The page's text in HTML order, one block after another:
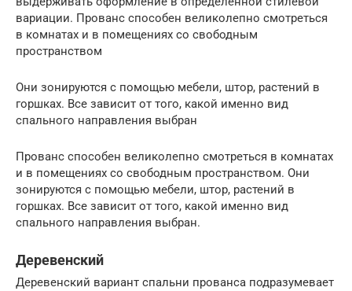
вариации. Прованс способен великолепно смотреться
в комнатах и в помещениях со свободным
пространством
Они зонируются с помощью мебели, штор, растений в
горшках. Все зависит от того, какой именно вид
спального направления выбран
Прованс способен великолепно смотреться в комнатах
и в помещениях со свободным пространством. Они
зонируются с помощью мебели, штор, растений в
горшках. Все зависит от того, какой именно вид
спального направления выбран.
Деревенский
Деревенский вариант спальни прованса подразумевает